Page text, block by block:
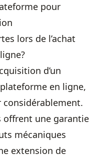
pour
lors de l’achat
d’un
en ligne,
considérablement.
offrent une garantie
mécaniques
extension de